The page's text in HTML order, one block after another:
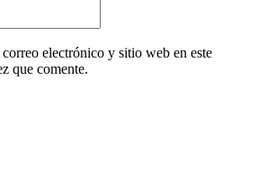
electrónico y sitio web en este
que comente.